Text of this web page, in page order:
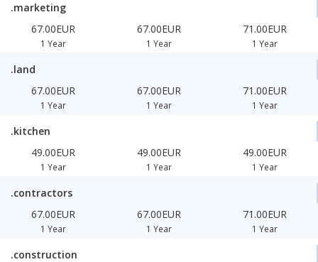
.marketing
67.00EUR
1 Year
67.00EUR
1 Year
71.00EUR
1 Year
.land
67.00EUR
1 Year
67.00EUR
1 Year
71.00EUR
1 Year
.kitchen
49.00EUR
1 Year
49.00EUR
1 Year
49.00EUR
1 Year
.contractors
67.00EUR
1 Year
67.00EUR
1 Year
71.00EUR
1 Year
.construction